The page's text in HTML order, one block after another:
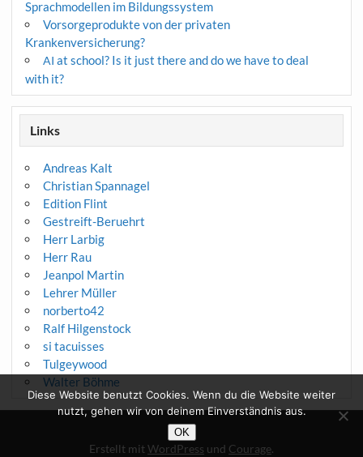
Sprachmodellen im Bildungssystem
Vorsorgeprodukte von der privaten
Krankenversicherung?
AI at school? Is it just there and do we have to deal
with it?
Links
Andreas Kalt
Christian Spannagel
Edition Flint
Gestreift-Beruehrt
Herr Larbig
Herr Rau
Jeanpol Martin
Lehrer Müller
norberto42
Ralf Hilgenstock
si tacuisses
Tulgeywood
Walter Böhme
Erstellt mitWordPress und Courage.
Diese Website benutzt Cookies. Wenn du die Website weiter
nutzt, gehen wir von deinem Einverständnis aus.
OK